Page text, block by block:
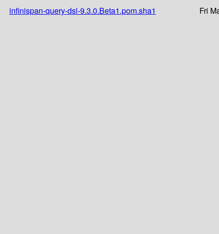
infinispan-query-dsl-9.3.0.Beta1.pom.sha1
Fri